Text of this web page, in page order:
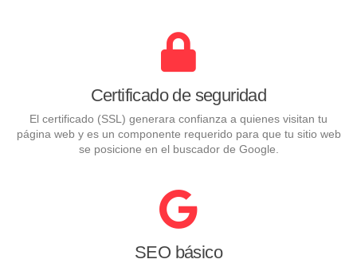
Certificado de seguridad
El certificado (SSL) generara confianza a quienes visitan tu
página web y es un componente requerido para que tu sitio web
se posicione en el buscador de Google.
SEO básico